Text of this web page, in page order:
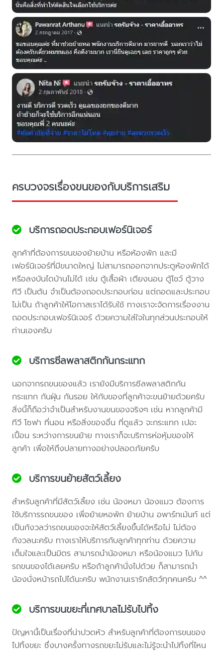
ครบวงจรเรื่องขนของกับบริการเสริม
บริการถอดประกอบเฟอร์นิเจอร์
ลูกค้าที่ต้องการขนของย้ายบ้าน หรือห้องพัก และมี
เฟอร์นิเจอร์ที่มีขนาดใหญ่ ไม่สามารถออกจากประตูห้องพักได้
หรือลงบันไดบ้านไม่ได้ เช่น ตู้เสื้อผ้า เตียงนอน ตู้โชว์ ตู้วาง
ทีวี เป็นต้น จำเป็นต้องถอดประกอบก่อน แต่ถอดและประกอบ
ไม่เป็น ถ้าลูกค้าให้โอกาสเราได้รับใช้ ทางเราจะจัดการเรื่องงาน
ถอดประกอบเฟอร์นิเจอร์ ด้วยความใส่ใจในทุกส่วนประกอบให้
ท่านเองครับ
บริการซีลพลาสติกกันกระแทก
นอกจากรถขนของแล้ว เรายังมีบริการซีลพลาสติกกัน
กระแทก กันฝุ่น กันรอย ให้กับของที่ลูกค้าจะขนย้ายด้วยครับ
สิ่งนี้ก็ถือว่าจำเป็นสำหรับงานขนของจริงๆ เช่น หากลูกค้ามี
ทีวี โซฟา ที่นอน หรือสิ่งของอื่น ที่ดูแล้ว จะกระแทก เปอะ
เปื้อน ระหว่างการขนย้าย ทางเราก็จะบริการห่อหุ้มของให้
ลูกค้า เพื่อให้ถึงปลายทางอย่างปลอดภัยครับ
บริการขนย้ายสัตว์เลี้ยง
สำหรับลูกค้าที่มีสัตว์เลี้ยง เช่น น้องหมา น้องแมว ต้องการ
ใช้บริการรถขนของ เพื่อย้ายหอพัก ย้ายบ้าน อพาร์ทเม้นท์ แต่
เป็นกังวลว่ารถขนของจะให้สัตว์เลี้ยงขึ้นได้หรือไม่ ไม่ต้อง
กังวลนะครับ ทางเราให้บริการกับลูกค้าทุกท่าน ด้วยความ
เต็มใจและเป็นมิตร สามารถนำน้องหมา หรือน้องแมว ไปกับ
รถขนของได้เลยครับ หรือถ้าลูกค้านั่งไปด้วย ก็สามารถนำ
น้องนั่งหน้ารถไปได้นะครับ พนักงานเรารักสัตว์ทุกคนครับ ^^
บริการขนขยะที่เทศบาลไม่รับไปทิ้ง
ปัญหานี้เป็นเรื่องที่น่าปวดหัว สำหรับลูกค้าที่ต้องการขนของ
ไปทิ้งขยะ ซึ่งบางครั้งทางรถขยะไม่รับและไม่รู้จะนำไปทิ้งที่ไหน